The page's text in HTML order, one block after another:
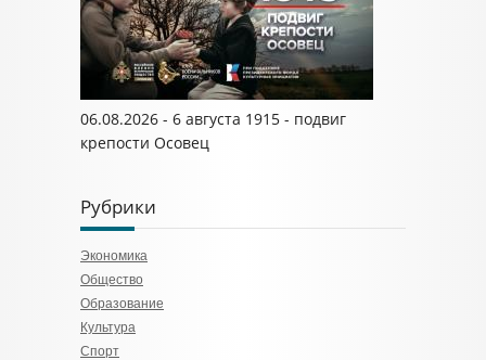
06.08.2026 - 6 августа 1915 - подвиг
крепости Осовец
Рубрики
Экономика
Общество
Образование
Культура
Спорт